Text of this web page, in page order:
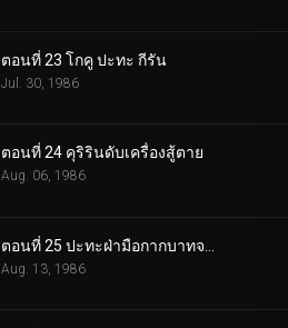
ตอนที่ 23 โกคู ปะทะ กีรัน
Jul. 30, 1986
ตอนที่ 24 คุริรินดับเครื่องสู้ตาย
Aug. 06, 1986
Aug. 13, 1986